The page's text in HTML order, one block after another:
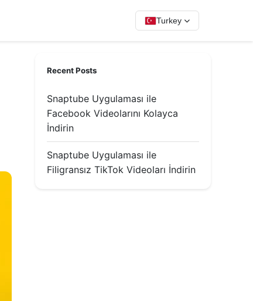
Turkey
Recent Posts
Snaptube Uygulaması ile
Facebook Videolarını Kolayca
İndirin
Snaptube Uygulaması ile
Filigransız TikTok Videoları İndirin